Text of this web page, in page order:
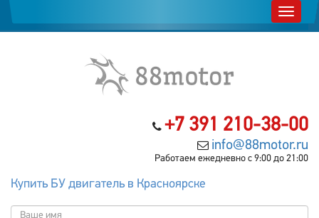
+7 391 210-38-00
info@88motor.ru
Работаем ежедневно с 9:00 до 21:00
Купить БУ двигатель в Красноярске